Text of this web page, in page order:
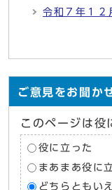
令和７年１２
ご意見をお聞か
このページは役
役に立った
まあまあ役に
どちらともい